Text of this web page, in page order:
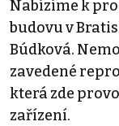
Nabízíme k
budovu v
Búdková.
zavedené
která zde
zařízení.